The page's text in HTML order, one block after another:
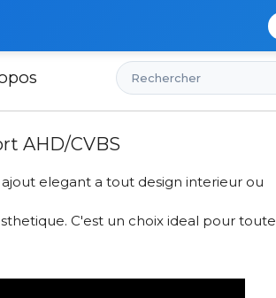
Rechercher
et support AHD/CVBS
AHD/CVBS
elegant a tout design interieur ou
C'est un choix ideal pour toute